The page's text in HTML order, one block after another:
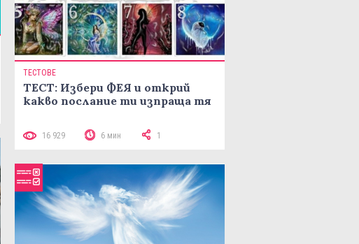
ТЕСТОВЕ
ТЕСТ: Избери ФЕЯ и открий
какво послание ти изпраща тя
16 929 6 мин 1